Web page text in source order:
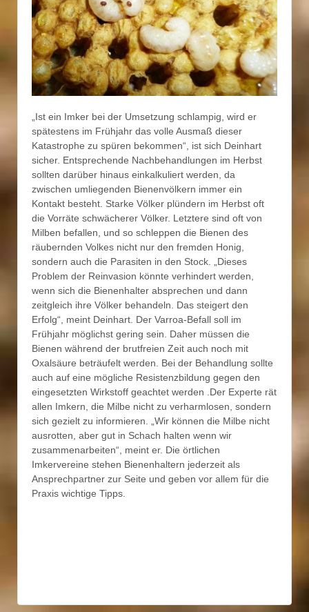
„Ist ein Imker bei der Umsetzung schlampig, wird er
spätestens im Frühjahr das volle Ausmaß dieser
Katastrophe zu spüren bekommen“, ist sich Deinhart
sicher. Entsprechende Nachbehandlungen im Herbst
sollten darüber hinaus einkalkuliert werden, da
zwischen umliegenden Bienenvölkern immer ein
Kontakt besteht. Starke Völker plündern im Herbst oft
die Vorräte schwächerer Völker. Letztere sind oft von
Milben befallen, und so schleppen die Bienen des
räubernden Volkes nicht nur den fremden Honig,
sondern auch die Parasiten in den Stock. „Dieses
Problem der Reinvasion könnte verhindert werden,
wenn sich die Bienenhalter absprechen und dann
zeitgleich ihre Völker behandeln. Das steigert den
Erfolg“, meint Deinhart. Der Varroa-Befall soll im
Frühjahr möglichst gering sein. Daher müssen die
Bienen während der brutfreien Zeit auch noch mit
Oxalsäure beträufelt werden. Bei der Behandlung sollte
auch auf eine mögliche Resistenzbildung gegen den
eingesetzten Wirkstoff geachtet werden .Der Experte rät
allen Imkern, die Milbe nicht zu verharmlosen, sondern
sich gezielt zu informieren. „Wir können die Milbe nicht
ausrotten, aber gut in Schach halten wenn wir
zusammenarbeiten“, meint er. Die örtlichen
Imkervereine stehen Bienenhaltern jederzeit als
Ansprechpartner zur Seite und geben vor allem für die
Praxis wichtige Tipps.